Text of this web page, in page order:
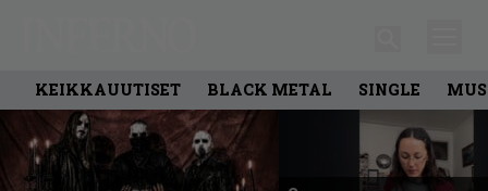
KEIKKAUUTISET BLACK METAL SINGLE